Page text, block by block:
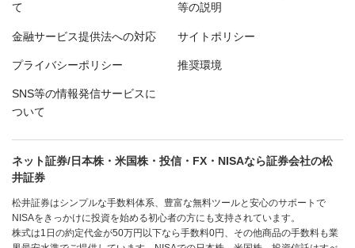
て 等の説明
金融サービス提供法への対応 サイトポリシー
プライバシーポリシー 推奨環境
SNS等の情報発信サービスに
ついて
ネット証券/日本株・米国株・投信・FX・NISAなら証券会社の松
井証券
松井証券はシンプルな手数料体系、豊富な無料ツールと安心のサポートで
NISAをきっかけに投資を始める初心者の方にも支持されています。
株式は1日の約定代金が50万円以下なら手数料0円、その他商品の手数料も業